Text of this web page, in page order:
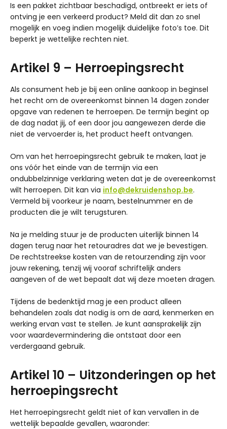
Is een pakket zichtbaar beschadigd, ontbreekt er iets of
ontving je een verkeerd product? Meld dit dan zo snel
mogelijk en voeg indien mogelijk duidelijke foto’s toe. Dit
beperkt je wettelijke rechten niet.
Artikel 9 – Herroepingsrecht
Als consument heb je bij een online aankoop in beginsel
het recht om de overeenkomst binnen 14 dagen zonder
opgave van redenen te herroepen. De termijn begint op
de dag nadat jij, of een door jou aangewezen derde die
niet de vervoerder is, het product heeft ontvangen.
Om van het herroepingsrecht gebruik te maken, laat je
ons vóór het einde van de termijn via een
ondubbelzinnige verklaring weten dat je de overeenkomst
wilt herroepen. Dit kan via info@dekruidenshop.be.
Vermeld bij voorkeur je naam, bestelnummer en de
producten die je wilt terugsturen.
Na je melding stuur je de producten uiterlijk binnen 14
dagen terug naar het retouradres dat we je bevestigen.
De rechtstreekse kosten van de retourzending zijn voor
jouw rekening, tenzij wij vooraf schriftelijk anders
aangeven of de wet bepaalt dat wij deze moeten dragen.
Tijdens de bedenktijd mag je een product alleen
behandelen zoals dat nodig is om de aard, kenmerken en
werking ervan vast te stellen. Je kunt aansprakelijk zijn
voor waardevermindering die ontstaat door een
verdergaand gebruik.
Artikel 10 – Uitzonderingen op het
herroepingsrecht
Het herroepingsrecht geldt niet of kan vervallen in de
wettelijk bepaalde gevallen, waaronder: